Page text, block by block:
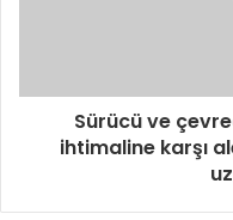
Sürücü ve
ihtimaline karşı